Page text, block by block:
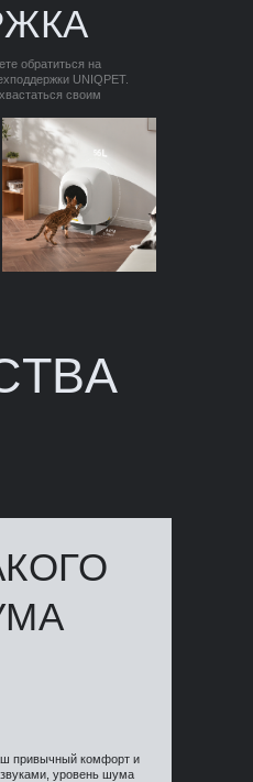
обратиться на
UNIQPET.
своим
привычный комфорт и
уровень шума